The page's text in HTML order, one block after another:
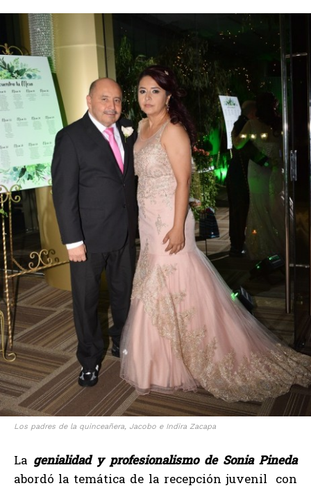
Los padres de la quinceañera, Jacobo e Indira Zacapa
La genialidad y profesionalismo de Sonia Pineda
abordó la temática de la recepción juvenil con